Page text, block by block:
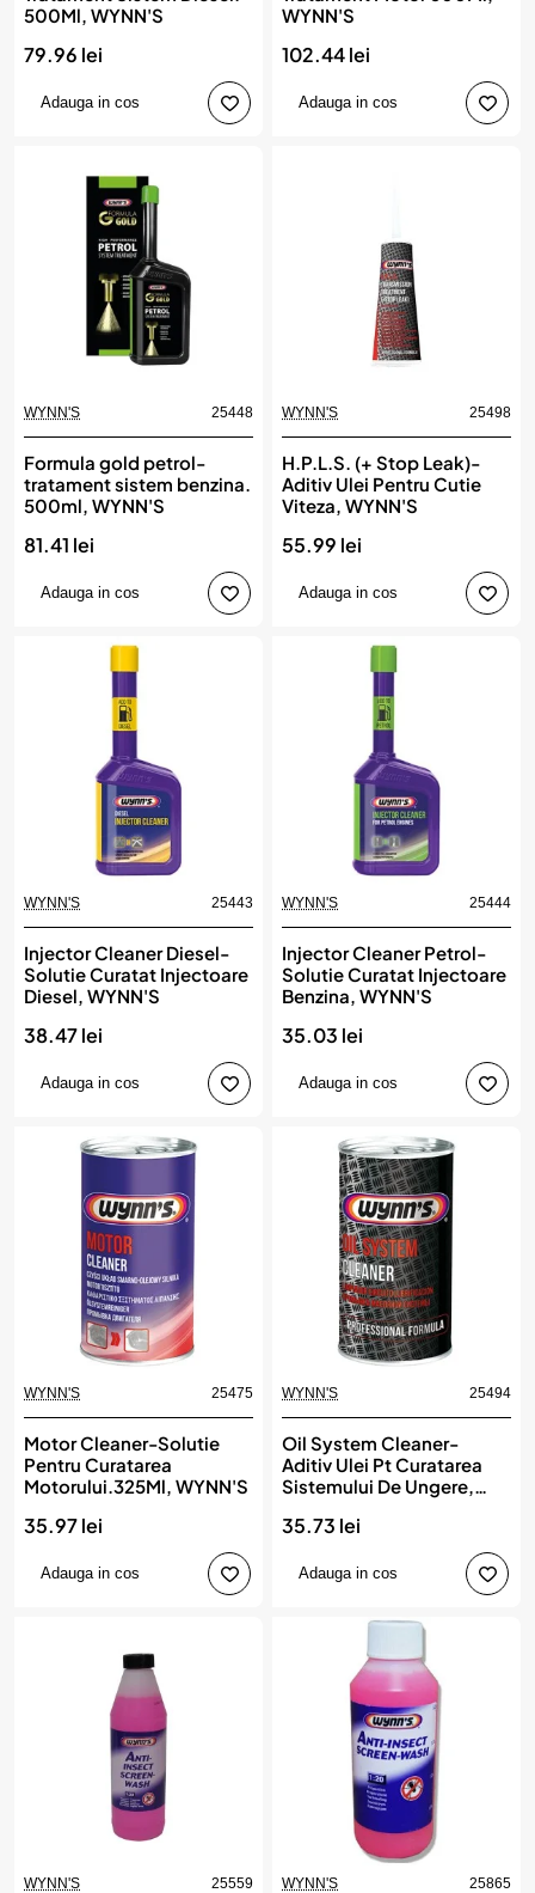
500Ml, WYNN'S
79.96 lei
Adauga in cos
WYNN'S
102.44 lei
Adauga in cos
WYNN'S 25448
Formula gold petrol-
tratament sistem benzina.
500ml, WYNN'S
81.41 lei
Adauga in cos
WYNN'S 25498
H.P.L.S. (+ Stop Leak)-
Aditiv Ulei Pentru Cutie
Viteza, WYNN'S
55.99 lei
Adauga in cos
WYNN'S 25443
Injector Cleaner Diesel-
Solutie Curatat Injectoare
Diesel, WYNN'S
38.47 lei
Adauga in cos
WYNN'S 25444
Injector Cleaner Petrol-
Solutie Curatat Injectoare
Benzina, WYNN'S
35.03 lei
Adauga in cos
WYNN'S 25475
Motor Cleaner-Solutie
Pentru Curatarea
Motorului.325Ml, WYNN'S
35.97 lei
Adauga in cos
WYNN'S 25494
Oil System Cleaner-
Aditiv Ulei Pt Curatarea
Sistemului De Ungere,
35.73 lei
Adauga in cos
WYNN'S 25559 WYNN'S 25865